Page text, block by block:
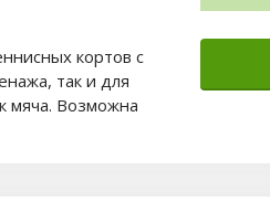
кортов с
так и для
мяча. Возможна